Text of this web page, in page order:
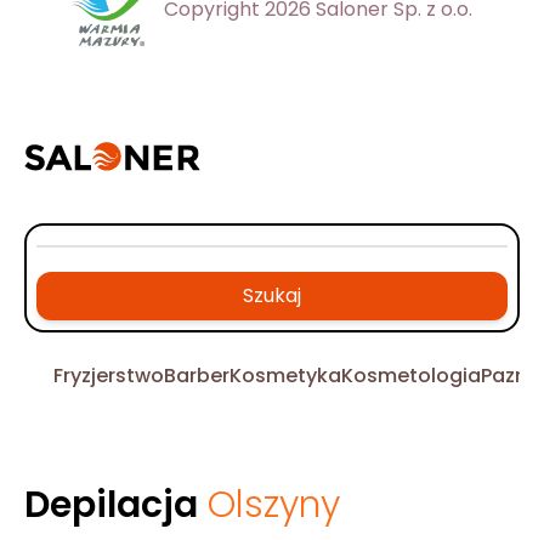
Copyright 2026 Saloner Sp. z o.o.
Szukaj
FryzjerstwoBarberKosmetykaKosmetologia
Depilacja Olszyny